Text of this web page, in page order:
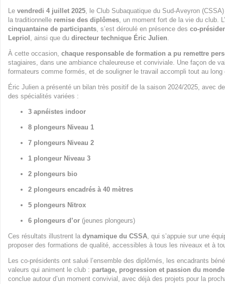
Le vendredi 4 juillet 2025 , le Club Subaquatique du Sud-Aveyron
la traditionnelle remise des diplômes , un moment fort de la vie du club.
cinquantaine de participants , s’est déroulé en présence des co-
Lepriol
, ainsi que du directeur technique Éric Julien
À cette occasion, chaque responsable de formation a pu remettre
stagiaires, dans une ambiance chaleureuse et conviviale. Une façon de
formateurs comme formés, et de souligner le travail accompli tout au long
Éric Julien a présenté un bilan très positif de la saison 2024/2025, avec
des spécialités variées :
3 apnéistes indoor
8 plongeurs Niveau 1
7 plongeurs Niveau 2
1 plongeur Niveau 3
2 plongeurs bio
2 plongeurs encadrés à 40 mètres
5 plongeurs Nitrox
6 plongeurs d’or (jeunes plongeurs)
Ces résultats illustrent la dynamique du CSSA , qui s’appuie sur une
proposer des formations de qualité, accessibles à tous les niveaux et à
Les co-présidents ont salué l’ensemble des diplômés, les encadrants
valeurs qui animent le club : partage, progression et passion du
conclue autour d’un moment convivial, avec déjà des projets pour la